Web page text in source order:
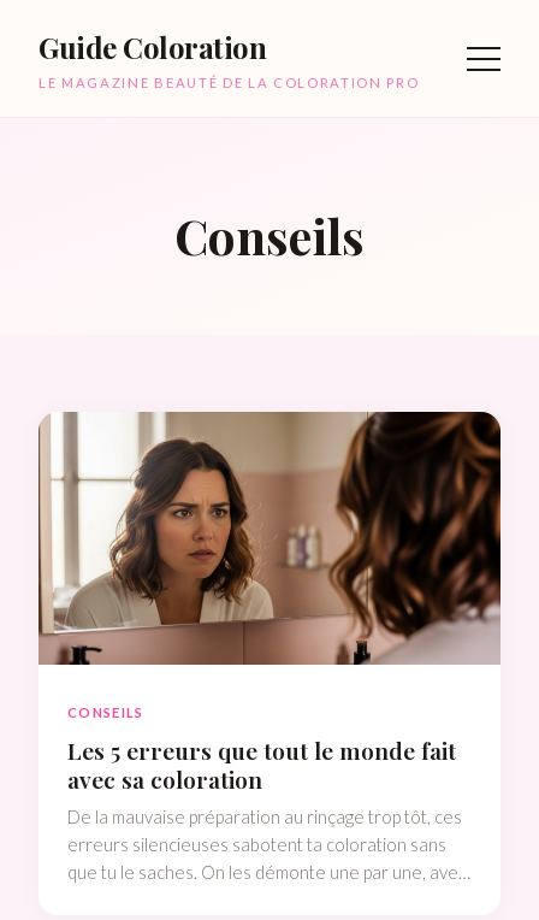
Guide Coloration
LE MAGAZINE BEAUTÉ DE LA COLORATION PRO
Conseils
CONSEILS
Les 5 erreurs que tout le monde fait
avec sa coloration
De la mauvaise préparation au rinçage trop tôt, ces
erreurs silencieuses sabotent ta coloration sans
que tu le saches. On les démonte une par une, avec